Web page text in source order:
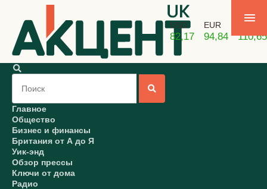
USD
82,17
EUR
94,84 110,65
Главное
Общество
Бизнес и финансы
Британия от А до Я
Уик-энд
Обзор прессы
Ключи от дома
Радио